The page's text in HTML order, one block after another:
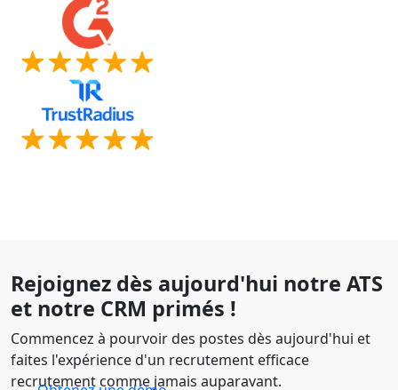
Rejoignez dès aujourd'hui notre ATS
et notre CRM primés !
Commencez à pourvoir des postes dès aujourd'hui et
faites l'expérience d'un recrutement efficace
recrutement comme jamais auparavant.